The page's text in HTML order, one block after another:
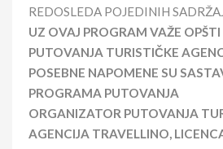
REDOSLEDA POJEDINIH
UZ OVAJ PROGRAM VAŽE OPŠTI
PUTOVANJA TURISTIČKE
POSEBNE NAPOMENE SU
PROGRAMA PUTOVANJA
ORGANIZATOR PUTOVANJA
AGENCIJA TRAVELLINO,